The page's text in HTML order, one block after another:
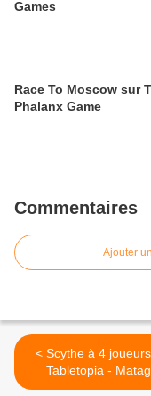
Games
Race To Moscow sur
Phalanx Game
Commentaires
Ajouter
< Scythe à 4 joueurs sur
Tabletopia -